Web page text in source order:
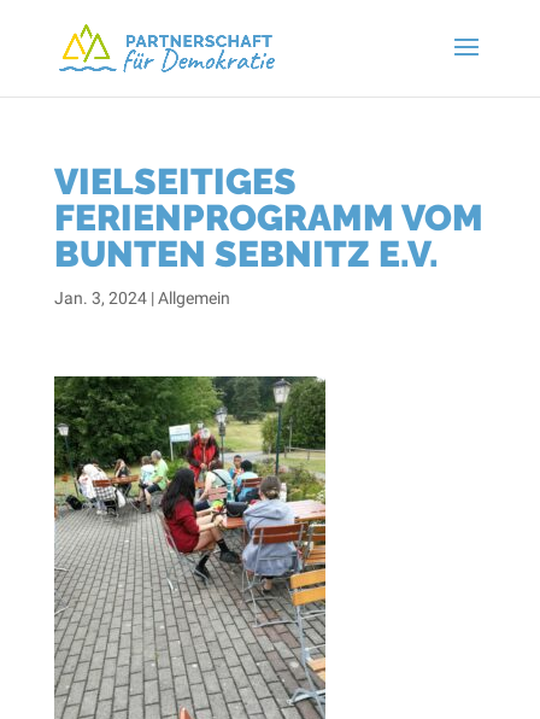
VIELSEITIGES
FERIENPROGRAMM VOM
BUNTEN SEBNITZ E.V.
Jan. 3, 2024|Allgemein